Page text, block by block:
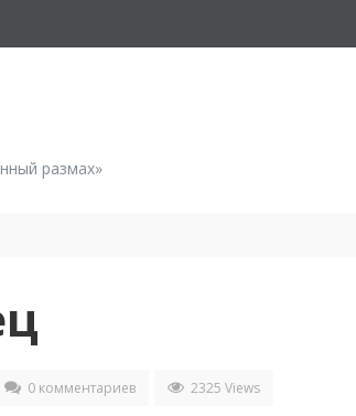
размах»
0 комментариев 2325 Views